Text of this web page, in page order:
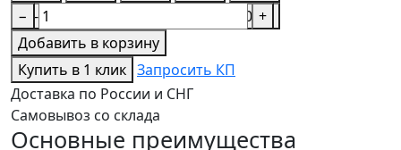
44-46
60-62
−
+
Добавить в корзину
Купить в 1 клик Запросить КП
Доставка по России и СНГ
Самовывоз со склада
Основные преимущества